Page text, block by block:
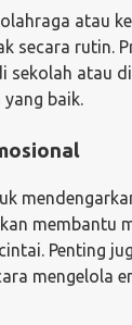
atau
secara rutin.
sekolah atau
baik.
membantu
Penting
mengelola